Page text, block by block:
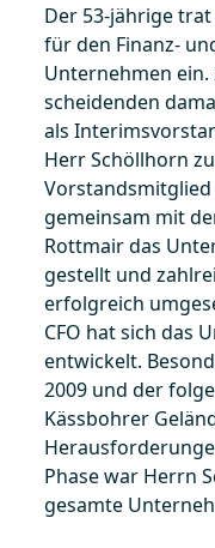
Der 53-jährige
für den Finanz-
Unternehmen
scheidenden
als
Herr Schöllhorn
gemeinsam mit
Rottmair das
gestellt und
erfolgreich
CFO hat sich das
entwickelt.
2009 und der
Kässbohrer
Phase war Herrn
gesamte